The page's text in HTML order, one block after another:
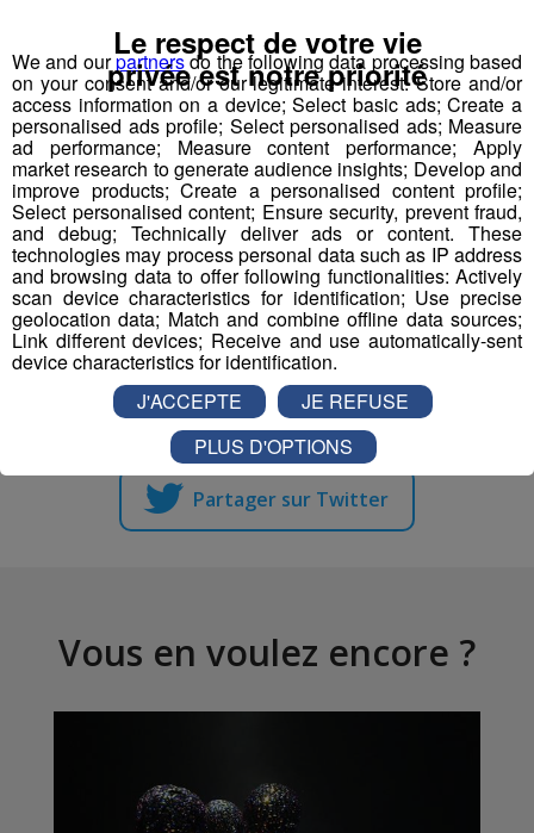
Responsable accueil restauration H-F
Serveur - Serveuse de restaurant
Serveur - serveuse
Technicien(ne) contrôle et qualité
mécanique travail métaux
Partager sur Facebook
Partager sur Twitter
Vous en voulez encore ?
We and ourpartnersdo the following data processing based
on your consent and/or our legitimate interest: Store and/or
access information on a device; Select basic ads; Create a
personalised ads profile; Select personalised ads; Measure
ad performance; Measure content performance; Apply
market research to generate audience insights; Develop and
improve products; Create a personalised content profile;
Select personalised content; Ensure security, prevent fraud,
and debug; Technically deliver ads or content. These
technologies may process personal data such as IP address
and browsing data to offer following functionalities: Actively
scan device characteristics for identification; Use precise
geolocation data; Match and combine offline data sources;
Link different devices; Receive and use automatically-sent
device characteristics for identification.
Le respect de votre vie
privée est notre priorité
J'ACCEPTE
JE REFUSE
PLUS D'OPTIONS